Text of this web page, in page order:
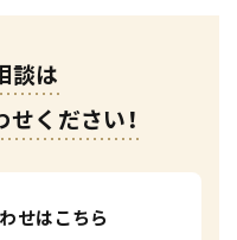
談は
ください！
せはこちら